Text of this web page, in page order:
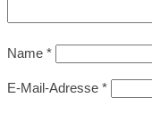
Name *
E-Mail-Adresse *